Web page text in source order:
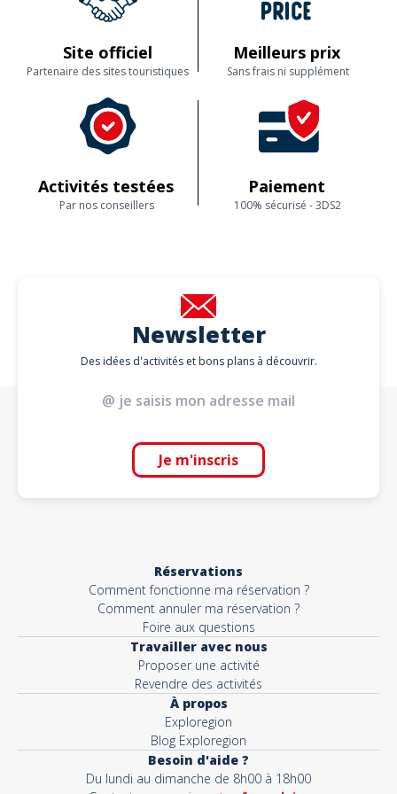
Site officiel
Partenaire des sites touristiques
Meilleurs prix
Sans frais ni supplément
Activités testées
Par nos conseillers
Paiement
100% sécurisé - 3DS2
Newsletter
Des idées d'activités et bons plans à découvrir.
Je m'inscris
Réservations
Comment fonctionne ma réservation ?
Comment annuler ma réservation ?
Foire aux questions
Travailler avec nous
Proposer une activité
Revendre des activités
À propos
Exploregion
Blog Exploregion
Besoin d'aide ?
Du lundi au dimanche de 8h00 à 18h00